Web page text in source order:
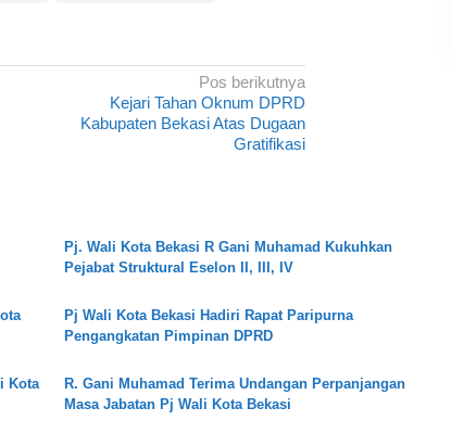
Pos berikutnya
Kejari Tahan Oknum DPRD
Kabupaten Bekasi Atas Dugaan
Gratifikasi
Pj. Wali Kota Bekasi R Gani Muhamad Kukuhkan
Pejabat Struktural Eselon II, III, IV
Pj Wali Kota Bekasi Hadiri Rapat Paripurna
Pengangkatan Pimpinan DPRD
Kota
R. Gani Muhamad Terima Undangan Perpanjangan
Masa Jabatan Pj Wali Kota Bekasi